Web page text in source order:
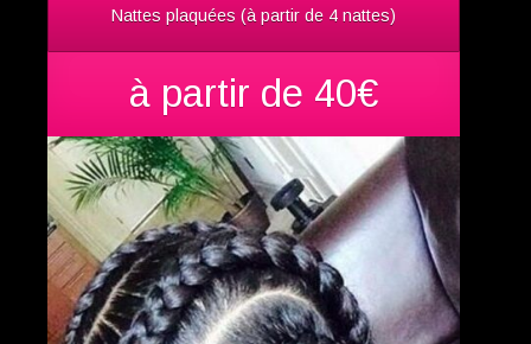
Nattes plaquées (à partir de 4 nattes)
à partir de 40€